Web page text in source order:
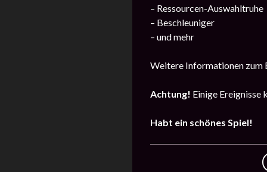
– Ressourcen-Auswahltruhe
– Beschleuniger
– und mehr
Weitere Informationen zum
Achtung! Einige Ereignisse
Habt ein schönes Spiel!